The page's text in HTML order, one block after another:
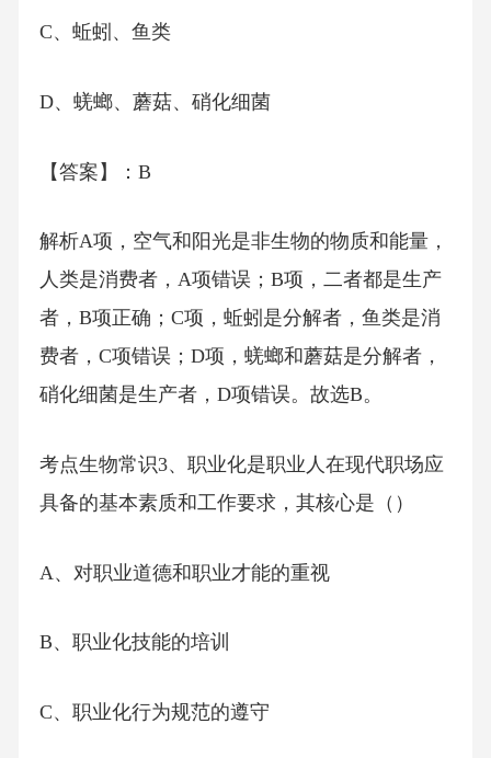
C、蚯蚓、鱼类
D、蜣螂、蘑菇、硝化细菌
【答案】：B
解析A项，空气和阳光是非生物的物质和能量，
人类是消费者，A项错误；B项，二者都是生产
者，B项正确；C项，蚯蚓是分解者，鱼类是消
费者，C项错误；D项，蜣螂和蘑菇是分解者，
硝化细菌是生产者，D项错误。故选B。
考点生物常识3、职业化是职业人在现代职场应
具备的基本素质和工作要求，其核心是（）
A、对职业道德和职业才能的重视
B、职业化技能的培训
C、职业化行为规范的遵守